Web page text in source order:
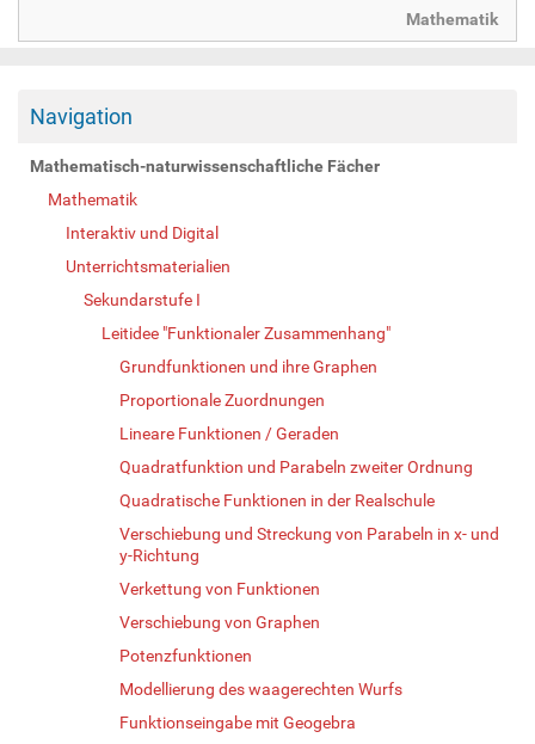
Mathematik
Navigation
Mathematisch-naturwissenschaftliche Fächer
Mathematik
Interaktiv und Digital
Unterrichtsmaterialien
Sekundarstufe I
Leitidee "Funktionaler Zusammenhang"
Grundfunktionen und ihre Graphen
Proportionale Zuordnungen
Lineare Funktionen / Geraden
Quadratfunktion und Parabeln zweiter Ordnung
Quadratische Funktionen in der Realschule
Verschiebung und Streckung von Parabeln in x- und
y-Richtung
Verkettung von Funktionen
Verschiebung von Graphen
Potenzfunktionen
Modellierung des waagerechten Wurfs
Funktionseingabe mit Geogebra